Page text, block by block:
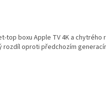
boxu Apple TV 4K a chytrého
rozdíl oproti předchozím